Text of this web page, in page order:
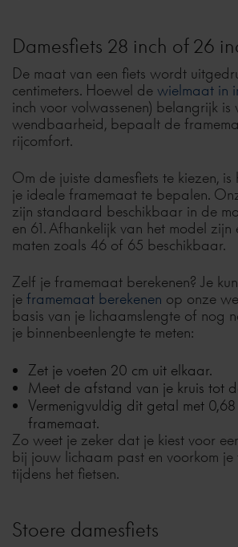
Damesfiets 28 inch of 26
De maat van een fiets wordt
centimeters. Hoewel de wielmaat in
inch voor volwassenen) belangrijk
wendbaarheid, bepaalt de
rijcomfort.
Om de juiste damesfiets te kiezen, is
je ideale framemaat te bepalen.
zijn standaard beschikbaar in de
en 61. Afhankelijk van het model zijn
maten zoals 46 of 65 beschikbaar.
Zelf je framemaat berekenen? Je
je framemaat berekenen op onze
basis van je lichaamslengte of nog
je binnenbeenlengte te meten:
Zet je voeten 20 cm uit elkaar.
Meet de afstand van je kruis tot
Vermenigvuldig dit getal met
framemaat.
Zo weet je zeker dat je kiest voor
bij jouw lichaam past en voorkom je
tijdens het fietsen.
Stoere damesfiets